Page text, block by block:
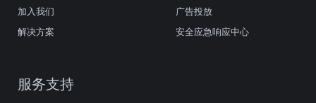
加入我们
解决方案
广告投放
安全应急响应中心
服务支持